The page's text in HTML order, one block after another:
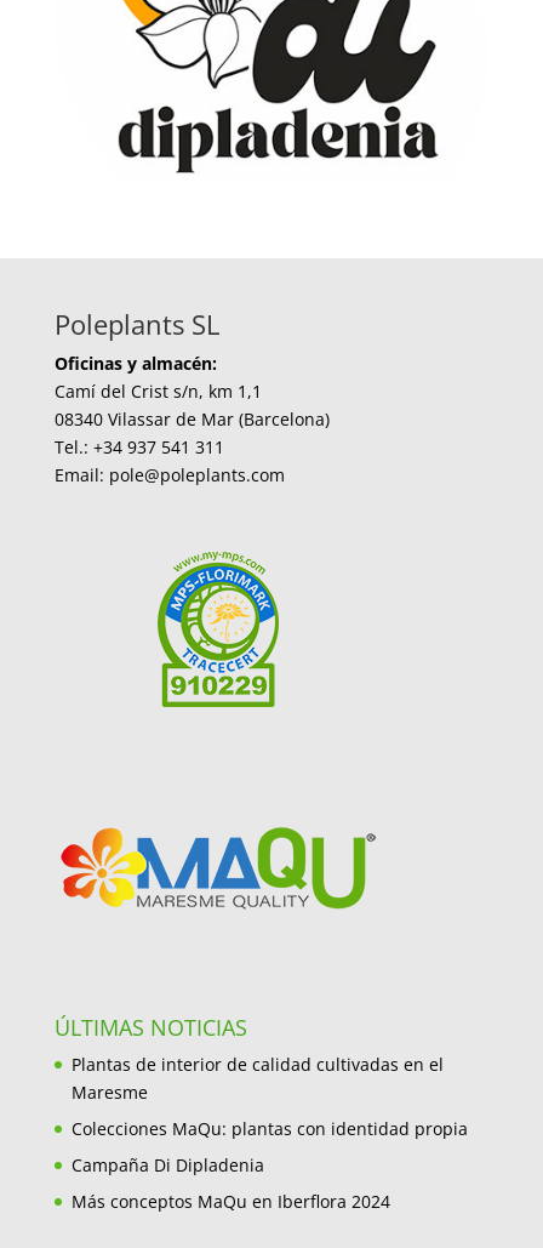
Poleplants SL
Oficinas y almacén:
Camí del Crist s/n, km 1,1
08340 Vilassar de Mar (Barcelona)
Tel.: +34 937 541 311
Email: pole@poleplants.com
ÚLTIMAS NOTICIAS
Plantas de interior de calidad cultivadas en el
Maresme
Colecciones MaQu: plantas con identidad propia
Campaña Di Dipladenia
Más conceptos MaQu en Iberflora 2024